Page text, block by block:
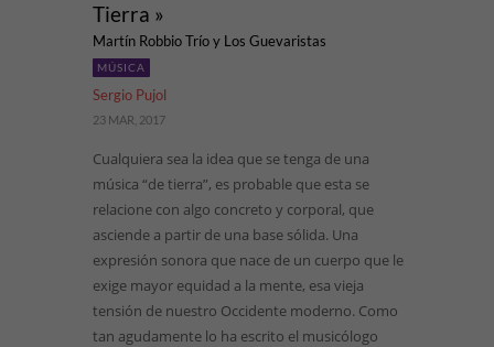
Tierra »
Martín Robbio Trío y Los Guevaristas
MÚSICA
Sergio Pujol
23 MAR, 2017
Cualquiera sea la idea que se tenga de una
música “de tierra”, es probable que esta se
relacione con algo concreto y corporal, que
asciende a partir de una base sólida. Una
expresión sonora que nace de un cuerpo que le
exige mayor equidad a la mente, esa vieja
tensión de nuestro Occidente moderno. Como
tan agudamente lo ha escrito el musicólogo